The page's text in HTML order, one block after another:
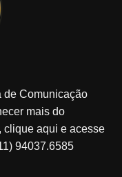
de Comunicação
mais do
clique aqui e acesse
94037.6585